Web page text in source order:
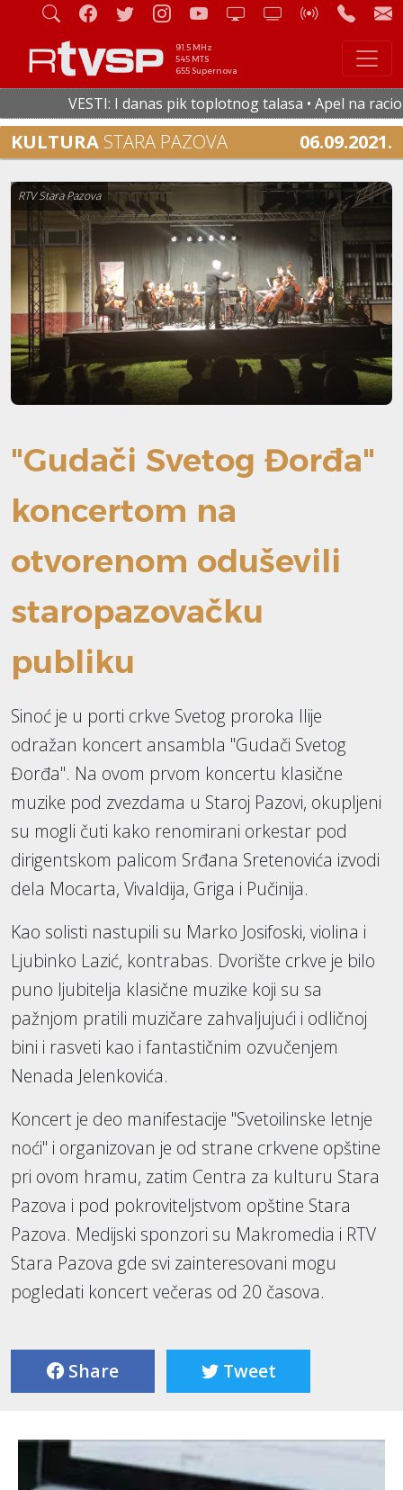
91.5 MHz
545 MTS
655 Supernova
VESTI: I danas pik toplotnog talasa • Apel na
KULTURA STARA PAZOVA 06.09.2021.
RTV Stara Pazova
"Gudači Svetog Đorđa"
koncertom na
otvorenom oduševili
staropazovačku
publiku
Sinoć je u porti crkve Svetog proroka Ilije
odražan koncert ansambla "Gudači Svetog
Đorđa". Na ovom prvom koncertu klasične
muzike pod zvezdama u Staroj Pazovi, okupljeni
su mogli čuti kako renomirani orkestar pod
dirigentskom palicom Srđana Sretenovića izvodi
dela Mocarta, Vivaldija, Griga i Pučinija.
Kao solisti nastupili su Marko Josifoski, violina i
Ljubinko Lazić, kontrabas. Dvorište crkve je bilo
puno ljubitelja klasične muzike koji su sa
pažnjom pratili muzičare zahvaljujući i odličnoj
bini i rasveti kao i fantastičnim ozvučenjem
Nenada Jelenkovića.
Koncert je deo manifestacije "Svetoilinske letnje
noći" i organizovan je od strane crkvene opštine
pri ovom hramu, zatim Centra za kulturu Stara
Pazova i pod pokroviteljstvom opštine Stara
Pazova. Medijski sponzori su Makromedia i RTV
Stara Pazova gde svi zainteresovani mogu
pogledati koncert večeras od 20 časova.
Share Tweet